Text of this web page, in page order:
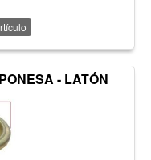
- LATÓN